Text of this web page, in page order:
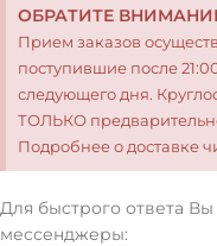
ОБРАТИТЕ
Прием заказов
поступившие после
следующего дня.
ТОЛЬКО
Подробнее о доставке
Для быстрого ответа
мессенджеры: